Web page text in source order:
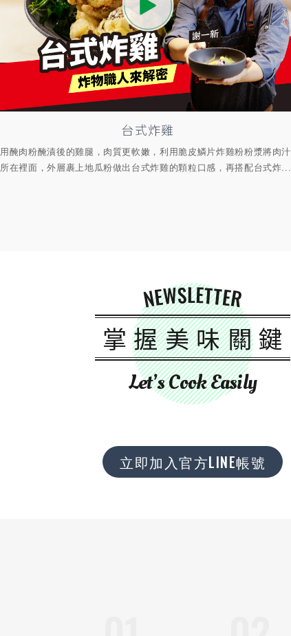
台式炸雞
用醃肉粉醃漬後的雞腿，肉質更軟嫩，利用脆皮鱗片炸雞粉粉漿將肉汁
所在裡面，外層裹上地瓜粉做出台式炸雞的顆粒口感，再搭配台式炸...
NEWSLETTER
掌握美味關鍵
Let’s Cook Easily
立即加入官方LINE帳號